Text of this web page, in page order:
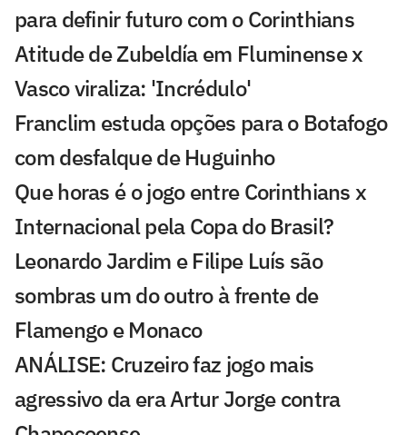
para definir futuro com o Corinthians
Atitude de Zubeldía em Fluminense x
Vasco viraliza: 'Incrédulo'
Franclim estuda opções para o Botafogo
com desfalque de Huguinho
Que horas é o jogo entre Corinthians x
Internacional pela Copa do Brasil?
Leonardo Jardim e Filipe Luís são
sombras um do outro à frente de
Flamengo e Monaco
ANÁLISE: Cruzeiro faz jogo mais
agressivo da era Artur Jorge contra